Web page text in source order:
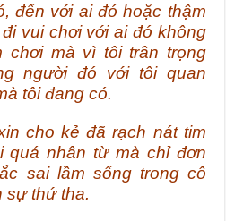
đến với ai đó hoặc thậm
vui chơi với ai đó không
chơi mà vì tôi trân trọng
người đó với tôi quan
tôi đang có.
cho kẻ đã rạch nát tim
quá nhân từ mà chỉ đơn
sai lầm sống trong cô
sự thứ tha.